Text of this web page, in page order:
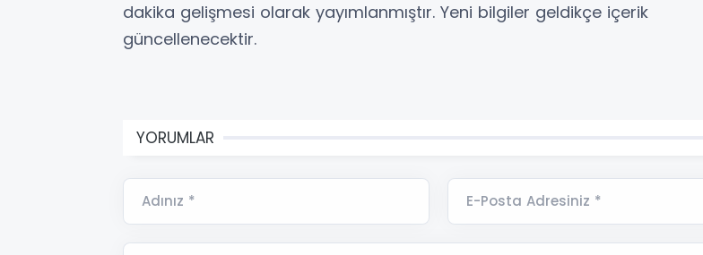
dakika gelişmesi olarak yayımlanmıştır. Yeni bilgiler geldikçe içerik
güncellenecektir.
YORUMLAR
Adınız * E-Posta Adresiniz *